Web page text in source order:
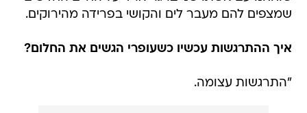
שמצפים להם מעבר לים והקושי בפרידה מהירוקים.
איך ההתרגשות עכשיו כשעופרי הגשים את החלום?
"התרגשות עצומה.